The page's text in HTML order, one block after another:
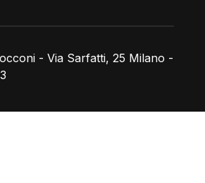
- Via Sarfatti, 25 Milano -